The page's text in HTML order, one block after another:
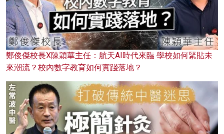
鄭俊傑校長X陳穎華主任：航天AI時代來臨 學校如何緊貼未
來潮流？校內數字教育如何實踐落地？